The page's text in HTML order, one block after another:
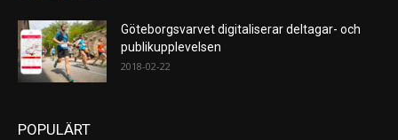
Göteborgsvarvet digitaliserar deltagar- och
publikupplevelsen
2018-02-22
POPULÄRT